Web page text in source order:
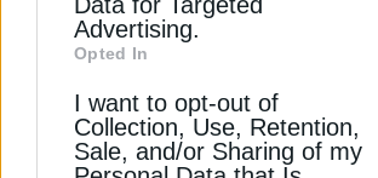
Advertising.
Opted In
I want to opt-out of
Collection, Use, Retention,
Sale, and/or Sharing of my
ΗΛΕΚΤΡΟΚΙΝΗΣΗ
Κινούμαι Ηλεκτρικά:
ευρώ σε 630 δικαιούχους
25 Ιουλίου 2024